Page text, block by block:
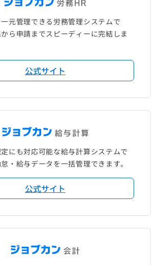
元管理できる労務管理システムで
ら申請までスピーディーに完結しま
公式サイト
にも対応可能な給与計算システムで
・給与データを一括管理できます。
公式サイト